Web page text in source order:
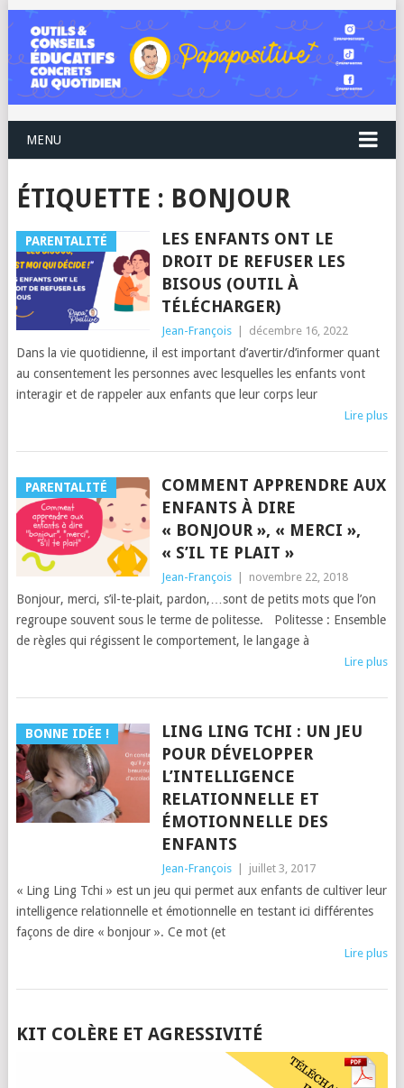
MENU
ÉTIQUETTE : BONJOUR
PARENTALITÉ
LES ENFANTS ONT LE
DROIT DE REFUSER LES
BISOUS (OUTIL À
TÉLÉCHARGER)
Jean-François décembre 16, 2022
Dans la vie quotidienne, il est important d’avertir/d’informer quant
au consentement les personnes avec lesquelles les enfants vont
interagir et de rappeler aux enfants que leur corps leur
Lire plus
PARENTALITÉ
COMMENT APPRENDRE AUX
ENFANTS À DIRE
« BONJOUR », « MERCI »,
« S’IL TE PLAIT »
Jean-François novembre 22, 2018
Bonjour, merci, s’il-te-plait, pardon,…sont de petits mots que l’on
regroupe souvent sous le terme de politesse. Politesse : Ensemble
de règles qui régissent le comportement, le langage à
Lire plus
BONNE IDÉE !
LING LING TCHI : UN JEU
POUR DÉVELOPPER
L’INTELLIGENCE
RELATIONNELLE ET
ÉMOTIONNELLE DES
ENFANTS
Jean-François juillet 3, 2017
« Ling Ling Tchi » est un jeu qui permet aux enfants de cultiver leur
intelligence relationnelle et émotionnelle en testant ici différentes
façons de dire « bonjour ». Ce mot (et
Lire plus
POSTS
KIT COLÈRE ET AGRESSIVITÉ